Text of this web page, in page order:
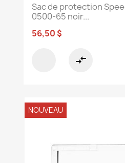
Sac de protection
0500-65 noir...
56,50 $
compare_arrows
NOUVEAU